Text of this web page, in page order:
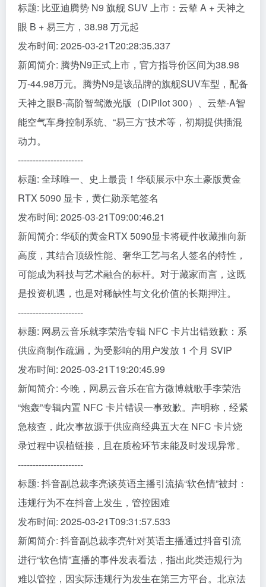
标题: 比亚迪腾势 N9 旗舰 SUV 上市：云辇 A + 天神之
眼 B + 易三方，38.98 万元起
发布时间: 2025-03-21T20:28:35.337
新闻简介: 腾势N9正式上市，官方指导价区间为38.98
万-44.98万元。腾势N9是该品牌的旗舰SUV车型，配备
天神之眼B-高阶智驾激光版（DiPilot 300）、云辇-A智
能空气车身控制系统、“易三方”技术等，初期提供插混
动力。
----------------------
标题: 全球唯一、史上最贵！华硕展示中东土豪版黄金
RTX 5090 显卡，黄仁勋亲笔签名
发布时间: 2025-03-21T09:00:46.21
新闻简介: 华硕的黄金RTX 5090显卡将硬件收藏推向新
高度，其结合顶级性能、奢华工艺与名人签名的特性，
可能成为科技与艺术融合的标杆。对于藏家而言，这既
是投资机遇，也是对稀缺性与文化价值的长期押注。
----------------------
标题: 网易云音乐就李荣浩专辑 NFC 卡片出错致歉：系
供应商制作疏漏，为受影响的用户发放 1 个月 SVIP
发布时间: 2025-03-21T19:20:45.99
新闻简介: 今晚，网易云音乐在官方微博就歌手李荣浩
“炮轰”专辑内置 NFC 卡片错误一事致歉。声明称，经紧
急核查，此次事故源于供应商经典五大在 NFC 卡片烧
录过程中误植链接，且在质检环节未能及时发现异常。
----------------------
标题: 抖音副总裁李亮谈英语主播引流搞“软色情”被封：
违规行为不在抖音上发生，管控困难
发布时间: 2025-03-21T09:31:57.533
新闻简介: 抖音副总裁李亮针对英语主播通过抖音引流
进行“软色情”直播的事件发表看法，指出此类违规行为
难以管控，因实际违规行为发生在第三方平台。北京法